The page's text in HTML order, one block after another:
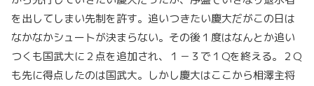
を出してしまい先制を許す。追いつきたい慶大だがこの日は
なかなかシュートが決まらない。その後１度はなんとか追い
つくも国武大に２点を追加され、１－３で１Qを終える。２Q
も先に得点したのは国武大。しかし慶大はここから相澤主将